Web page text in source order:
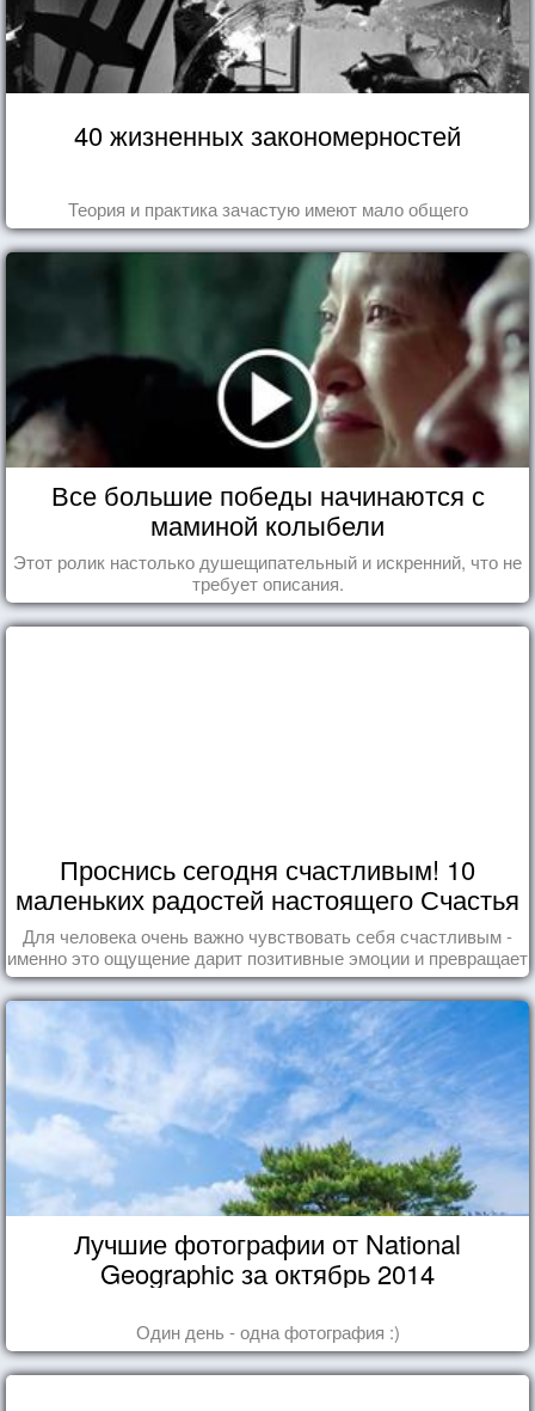
40 жизненных закономерностей
Теория и практика зачастую имеют мало общего
Все большие победы начинаются с
маминой колыбели
Этот ролик настолько душещипательный и искренний, что не
требует описания.
Проснись сегодня счастливым! 10
маленьких радостей настоящего Счастья
Для человека очень важно чувствовать себя счастливым -
именно это ощущение дарит позитивные эмоции и превращает
каждый день в маленький праздник.
Лучшие фотографии от National
Geographic за октябрь 2014
Один день - одна фотография :)